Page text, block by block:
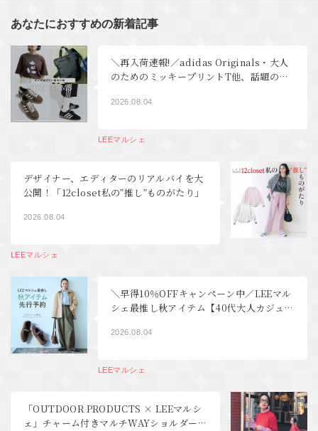
あなたにおすすめの新着記事
＼再入荷速報!／adidas Originals・大人
のためのミッキープリントT他、話題の新
マルシェ】
2026.08.04
LEEマルシェ
デザイナー、エディターのリアルバイを大
公開！「12closet私の”推し”ものがたり」
2026.08.04
LEEマルシェ
＼早得10％OFFキャンペーン中／LEEマル
シェ最推し秋アイテム【40代大人カジュア
2026.08.04
LEEマルシェ
「OUTDOOR PRODUCTS × LEEマルシ
ェ」チャーム付きマルチWAYショルダーバ